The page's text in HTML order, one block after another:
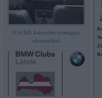
E34 M5 kabriolets (vienīgais
eksemplārs)